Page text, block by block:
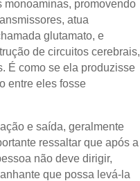
monoaminas, promovendo
atua
glutamato, e
de circuitos cerebrais,
É como se ela produzisse
entre eles fosse
e saída, geralmente
ressaltar que após a
não deve dirigir,
que possa levá-la